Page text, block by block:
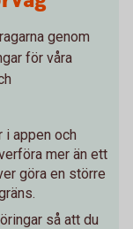
genom
för våra
appen och
mer än ett
göra en större
så att du